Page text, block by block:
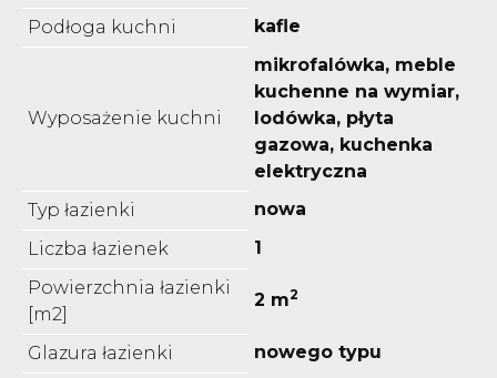
Podłoga kuchni kafle
Wyposażenie kuchni
mikrofalówka, meble
kuchenne na wymiar,
lodówka, płyta
gazowa, kuchenka
elektryczna
Typ łazienki
nowa
Liczba łazienek
1
Powierzchnia łazienki
[m2]
2 m2
Glazura łazienki
nowego typu